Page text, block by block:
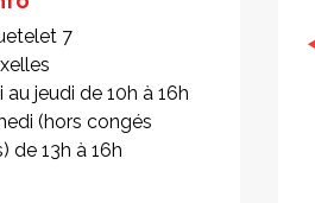
7
au jeudi de 10h à 16h
(hors congés
de 13h à 16h